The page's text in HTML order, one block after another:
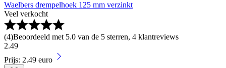
Waelbers drempelhoek 125 mm verzinkt
Veel verkocht
(4)Beoordeeld met 5.0 van de 5 sterren, 4 klantreviews
2.49
Prijs: 2.49 euro